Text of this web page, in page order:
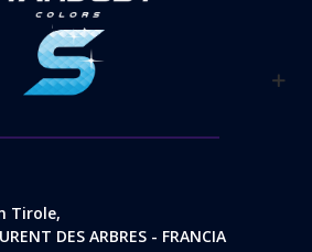
Tirole,
DES ARBRES - FRANCIA